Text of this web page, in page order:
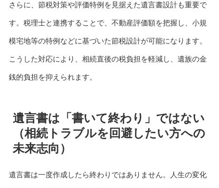
さらに、節税対策や評価特例を見据えた遺言書設計も重要で
す。税理士と連携することで、不動産評価額を把握し、小規
模宅地等の特例などに基づいた節税設計が可能になります。
こうした対応により、相続直後の税負担を軽減し、遺族の金
銭的負担を抑えられます。
遺言書は「書いて終わり」ではない
（相続トラブルを回避したい方への
未来志向）
遺言書は一度作成したら終わりではありません。人生の変化